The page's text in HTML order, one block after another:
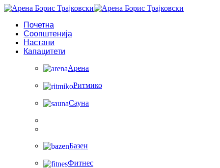
Почетна
Соопштенија
Настани
Капацитети
Арена
Ритмико
Сауна
Базен
Фитнес